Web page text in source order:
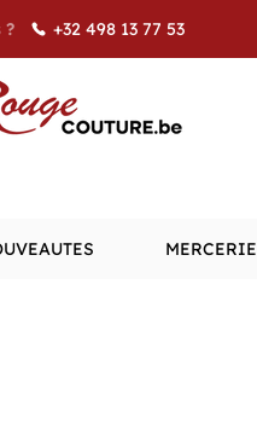
? +32 498 13 77 53
MERCERIE